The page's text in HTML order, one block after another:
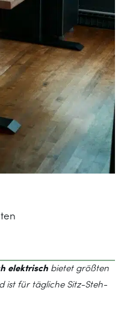
elektrischbietet größten
ist für tägliche Sitz-Steh-